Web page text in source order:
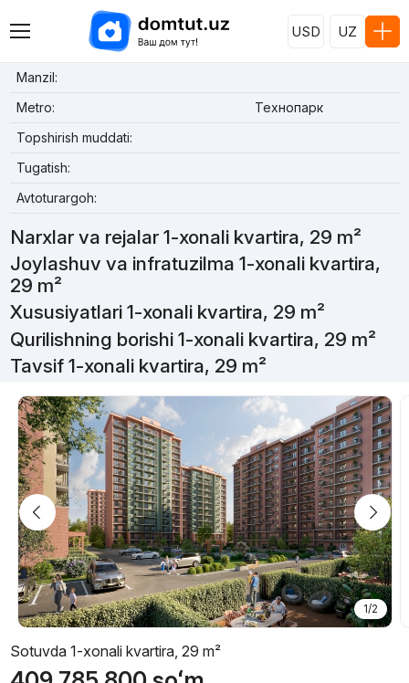
USD UZ
Manzil:
Metro:
Технопарк
Topshirish muddati:
Tugatish:
Avtoturargoh:
Narxlar va rejalar 1-xonali kvartira, 29 m²
Joylashuv va infratuzilma 1-xonali kvartira,
29 m²
Xususiyatlari 1-xonali kvartira, 29 m²
Qurilishning borishi 1-xonali kvartira, 29 m²
Tavsif 1-xonali kvartira, 29 m²
1/2
Sotuvda 1-xonali kvartira, 29 m²